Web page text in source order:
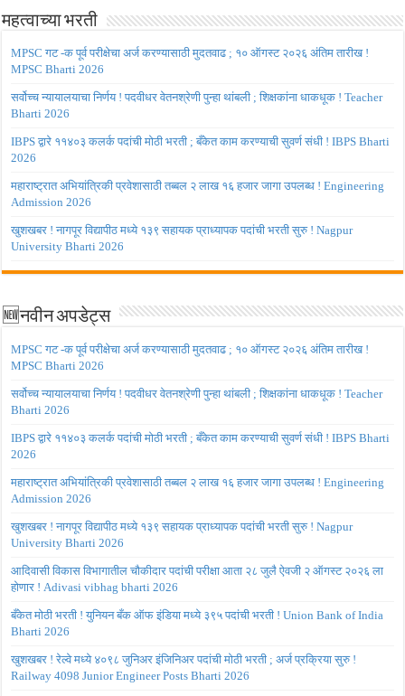
महत्वाच्या भरती
MPSC गट -क पूर्व परीक्षेचा अर्ज करण्यासाठी मुदतवाढ ; १० ऑगस्ट २०२६ अंतिम तारीख !
MPSC Bharti 2026
सर्वोच्च न्यायालयाचा निर्णय ! पदवीधर वेतनश्रेणी पुन्हा थांबली ; शिक्षकांना धाकधूक ! Teacher
Bharti 2026
IBPS द्वारे ११४०३ कलर्क पदांची मोठी भरती ; बँकेत काम करण्याची सुवर्ण संधी ! IBPS Bharti
2026
महाराष्ट्रात अभियांत्रिकी प्रवेशासाठी तब्बल २ लाख १६ हजार जागा उपलब्ध ! Engineering
Admission 2026
खुशखबर ! नागपूर विद्यापीठ मध्ये १३९ सहायक प्राध्यापक पदांची भरती सुरु ! Nagpur
University Bharti 2026
🆕नवीन अपडेट्स
MPSC गट -क पूर्व परीक्षेचा अर्ज करण्यासाठी मुदतवाढ ; १० ऑगस्ट २०२६ अंतिम तारीख !
MPSC Bharti 2026
सर्वोच्च न्यायालयाचा निर्णय ! पदवीधर वेतनश्रेणी पुन्हा थांबली ; शिक्षकांना धाकधूक ! Teacher
Bharti 2026
IBPS द्वारे ११४०३ कलर्क पदांची मोठी भरती ; बँकेत काम करण्याची सुवर्ण संधी ! IBPS Bharti
2026
महाराष्ट्रात अभियांत्रिकी प्रवेशासाठी तब्बल २ लाख १६ हजार जागा उपलब्ध ! Engineering
Admission 2026
खुशखबर ! नागपूर विद्यापीठ मध्ये १३९ सहायक प्राध्यापक पदांची भरती सुरु ! Nagpur
University Bharti 2026
आदिवासी विकास विभागातील चौकीदार पदांची परीक्षा आता २८ जुलै ऐवजी २ ऑगस्ट २०२६ ला
होणार ! Adivasi vibhag bharti 2026
बँकेत मोठी भरती ! युनियन बँक ऑफ इंडिया मध्ये ३९५ पदांची भरती ! Union Bank of India
Bharti 2026
खुशखबर ! रेल्वे मध्ये ४०९८ जुनिअर इंजिनिअर पदांची मोठी भरती ; अर्ज प्रक्रिया सुरु !
Railway 4098 Junior Engineer Posts Bharti 2026